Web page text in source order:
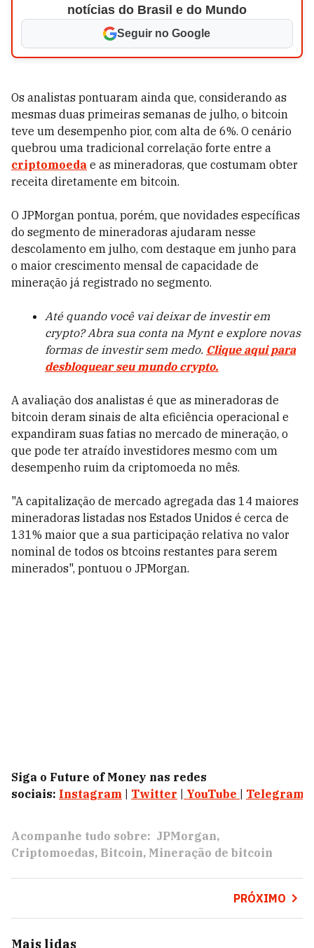
notícias do Brasil e do Mundo
Seguir no Google
Os analistas pontuaram ainda que, considerando as
mesmas duas primeiras semanas de julho, o bitcoin
teve um desempenho pior, com alta de 6%. O cenário
quebrou uma tradicional correlação forte entre a
criptomoeda e as mineradoras, que costumam obter
receita diretamente em bitcoin.
O JPMorgan pontua, porém, que novidades específicas
do segmento de mineradoras ajudaram nesse
descolamento em julho, com destaque em junho para
o maior crescimento mensal de capacidade de
mineração já registrado no segmento.
Até quando você vai deixar de investir em
crypto? Abra sua conta na Mynt e explore novas
formas de investir sem medo. Clique aqui para
desbloquear seu mundo crypto.
A avaliação dos analistas é que as mineradoras de
bitcoin deram sinais de alta eficiência operacional e
expandiram suas fatias no mercado de mineração, o
que pode ter atraído investidores mesmo com um
desempenho ruim da criptomoeda no mês.
"A capitalização de mercado agregada das 14 maiores
mineradoras listadas nos Estados Unidos é cerca de
131% maior que a sua participação relativa no valor
nominal de todos os btcoins restantes para serem
minerados", pontuou o JPMorgan.
Siga o Future of Money nas redes
sociais: Instagram Twitter YouTube Telegram
Acompanhe tudo sobre: JPMorgan
Criptomoedas Bitcoin Mineração de bitcoin
PRÓXIMO
Mais lidas